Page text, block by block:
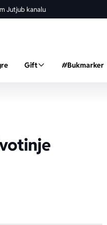
Jutjub kanalu
Gift #Bukmarker